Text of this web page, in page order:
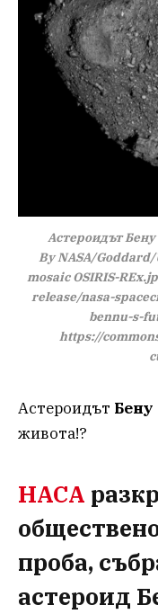
Астероидът
By NASA/
mosaic OSIRIS-
release/nasa-
bennu-s-
https://
Астероидът Бену
живота!?
НАСА
проба,
астероид